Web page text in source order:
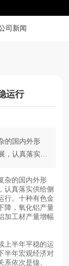
司新闻
运行
的国内外形
，认真落实供
产量同比下
产量平稳增
我国有色金
。金瑞期货研
杂的国内外形
认真落实供给侧
行。十种有色金
降，氧化铝产量
加工材产量增幅
半年平稳的运
半年宏观经济对
依次是镍、